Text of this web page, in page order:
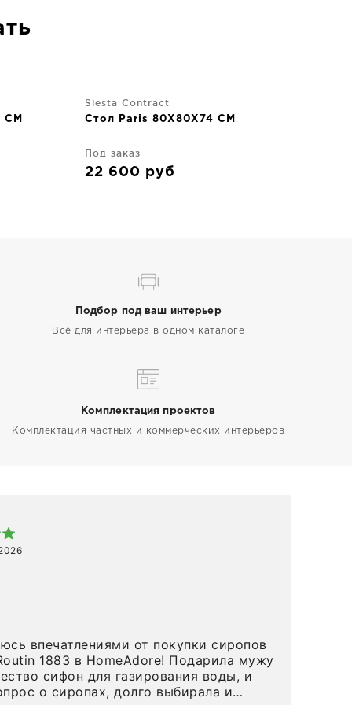
Siesta Contract
Стол Paris 80X80X74 CM
Под заказ
22 600 руб
Подбор под ваш интерьер
Всё для интерьера в одном каталоге
Комплектация проектов
Комплектация частных и коммерческих интерьеров
Подарила мужу
сифон для газирования воды, и
о сиропах, долго выбирала и